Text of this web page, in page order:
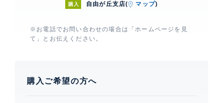
購入 自由が丘支店( マップ)
※お電話でお問い合わせの場合は「ホームページを見
て」とお伝えください。
購入ご希望の方へ